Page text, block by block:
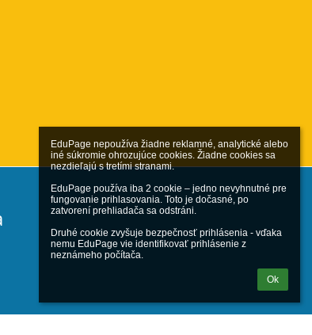
EduPage nepoužíva žiadne reklamné, analytické alebo
iné súkromie ohrozujúce cookies. Žiadne cookies sa
nezdieľajú s tretími stranami.
EduPage používa iba 2 cookie – jedno nevyhnutné pre
fungovanie prihlasovania. Toto je dočasné, po
zatvorení prehliadača sa odstráni.
Druhé cookie zvyšuje bezpečnosť prihlásenia - vďaka
nemu EduPage vie identifikovať prihlásenie z
neznámeho počítača.
Ok